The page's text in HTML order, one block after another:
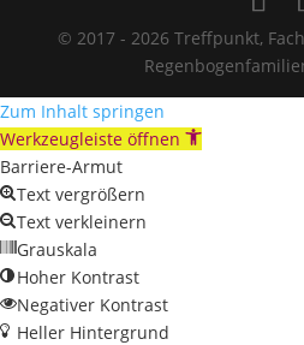
© 2017 - 2026 Treffpunkt,
Zum Inhalt springen
Werkzeugleiste öffnen
Barriere-Armut
Text vergrößern
Text verkleinern
Grauskala
Hoher Kontrast
Negativer Kontrast
Heller Hintergrund